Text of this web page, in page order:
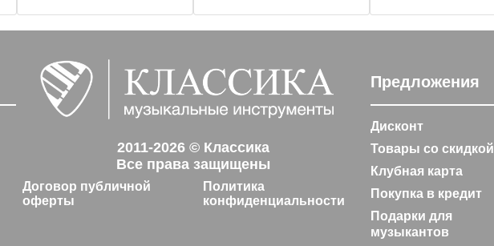
2011-2026 © Классика
Все права защищены
Договор публичной
оферты
Политика
конфиденциальности
Предложения
Дисконт
Товары со скидкой
Клубная карта
Покупка в кредит
Подарки для
музыкантов